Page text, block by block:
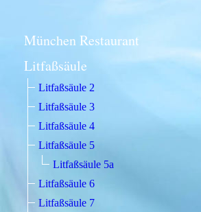
München Restaurant
Litfaßsäule
Litfaßsäule 2
Litfaßsäule 3
Litfaßsäule 4
Litfaßsäule 5
Litfaßsäule 5a
Litfaßsäule 6
Litfaßsäule 7